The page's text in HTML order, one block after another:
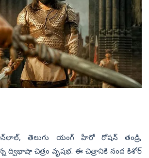
తెలుగు యంగ్‌ హీరో రోషన్‌ తండ్రి,
ద్విభాషా చిత్రం వృషభ. ఈ చిత్రానికి నంద కిశోర్